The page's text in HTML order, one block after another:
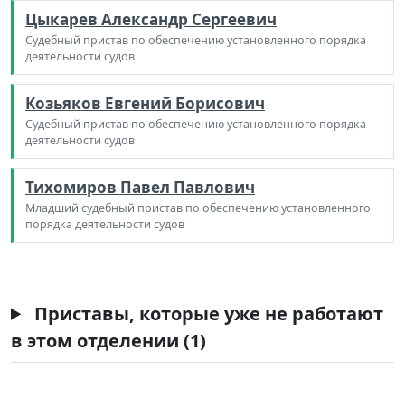
Цыкарев Александр Сергеевич
Судебный пристав по обеспечению установленного порядка
деятельности судов
Козьяков Евгений Борисович
Судебный пристав по обеспечению установленного порядка
деятельности судов
Тихомиров Павел Павлович
Младший судебный пристав по обеспечению установленного
порядка деятельности судов
Приставы, которые уже не работают
в этом отделении (1)